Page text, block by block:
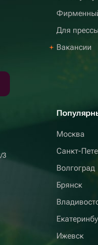
3
Для
Вакансии
Москва
Санкт-
Волгоград
Брянск
Ижевск